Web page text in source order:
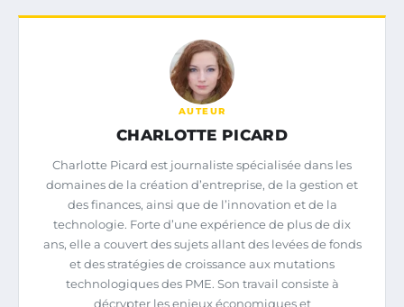
AUTEUR
CHARLOTTE PICARD
Charlotte Picard est journaliste spécialisée dans les
domaines de la création d’entreprise, de la gestion et
des finances, ainsi que de l’innovation et de la
technologie. Forte d’une expérience de plus de dix
ans, elle a couvert des sujets allant des levées de fonds
et des stratégies de croissance aux mutations
technologiques des PME. Son travail consiste à
décrypter les enjeux économiques et